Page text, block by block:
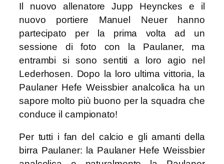
Il nuovo allenatore Jupp Heynckes e il
nuovo portiere Manuel Neuer hanno
partecipato per la prima volta ad un
sessione di foto con la Paulaner, ma
entrambi si sono sentiti a
loro agio nel
Lederhosen. Dopo la loro ultima vittoria, la
Paulaner Hefe Weissbier analcolica ha un
sapore molto più buono per la squadra che
conduce il campionato!
Per tutti i fan del calcio e gli amanti della
birra Paulaner: la Paulaner Hefe Weissbier